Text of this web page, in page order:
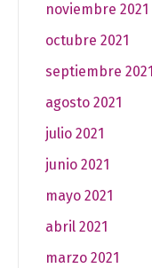
noviembre 2021
octubre 2021
septiembre 2021
agosto 2021
julio 2021
junio 2021
mayo 2021
abril 2021
marzo 2021